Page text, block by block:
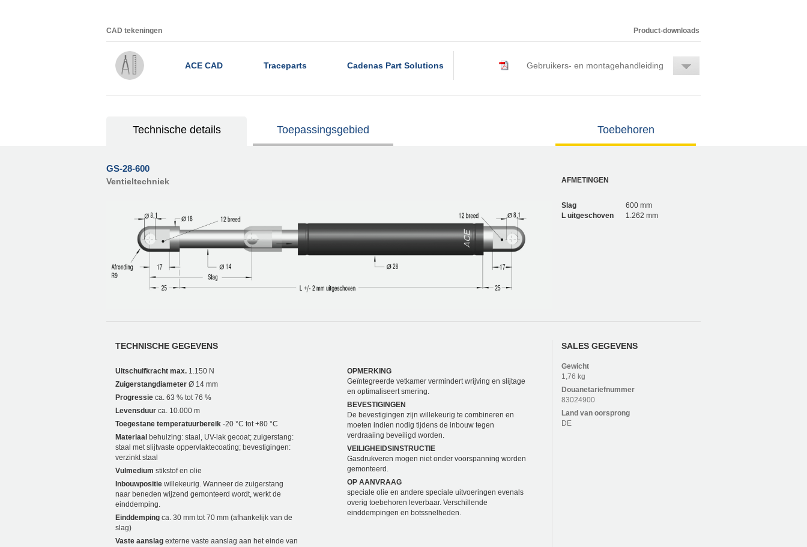
CAD tekeningen Product-downloads
ACE CAD Traceparts Cadenas Part Solutions Gebruikers- en montagehandleiding
Technische details Toepassingsgebied Toebehoren
GS-28-600
Ventieltechniek AFMETINGEN
Slag
600 mm
L uitgeschoven
1.262 mm
TECHNISCHE GEGEVENS
Uitschuifkracht max. 1.150 N
Zuigerstangdiameter Ø 14 mm
Progressie ca. 63 % tot 76 %
Levensduur ca. 10.000 m
Toegestane temperatuurbereik -20 °C tot +80 °C
Materiaal behuizing: staal, UV-lak gecoat; zuigerstang:
staal met slijtvaste oppervlaktecoating; bevestigingen:
verzinkt staal
Vulmedium stikstof en olie
Inbouwpositie willekeurig. Wanneer de zuigerstang
naar beneden wijzend gemonteerd wordt, werkt de
einddemping.
Einddemping ca. 30 mm tot 70 mm (afhankelijk van de
slag)
Vaste aanslag externe vaste aanslag aan het einde van
OPMERKING
Geïntegreerde vetkamer vermindert wrijving en slijtage
en optimaliseert smering.
BEVESTIGINGEN
De bevestigingen zijn willekeurig te combineren en
moeten indien nodig tijdens de inbouw tegen
verdraaiing beveiligd worden.
VEILIGHEIDSINSTRUCTIE
Gasdrukveren mogen niet onder voorspanning worden
gemonteerd.
OP AANVRAAG
speciale olie en andere speciale uitvoeringen evenals
overig toebehoren leverbaar. Verschillende
einddempingen en botssnelheden.
SALES GEGEVENS
Gewicht
1,76 kg
Douanetariefnummer
83024900
Land van oorsprong
DE